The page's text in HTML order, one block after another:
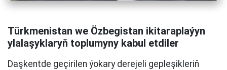
Türkmenistan we Özbegistan ikitaraplaýyn
ylalaşyklaryň toplumyny kabul etdiler
Daşkentde geçirilen ýokary derejeli gepleşikleriň